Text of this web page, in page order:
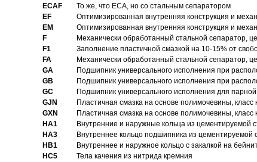
ECAF
То же, что ECA, но со стальным сепаратором
EF
Оптимизированная внутренняя конструкция и
EM
Оптимизированная внутренняя конструкция и
F
Механически обработанный стальной сепаратор,
F1
Заполнение пластичной смазкой на 10-15% от
FA
Механически обработанный стальной сепаратор,
GA
Подшипник универсального исполнения при
GB
Подшипник универсального исполнения при
GC
Подшипник универсального исполнения для
GJN
Пластичная смазка на основе полимочевины,
GXN
Пластичная смазка на основе полимочевины,
HA1
Внутренние и наружные кольца из цементируемой
HA3
Bнутреннее кольцо подшипника из цементируемой
HB1
Bнутреннее и наружное кольцо с закалкой на
HC5
Тела качения из нитрида кремния